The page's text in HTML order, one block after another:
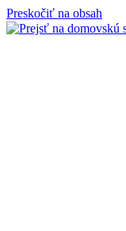
Preskočiť na obsah